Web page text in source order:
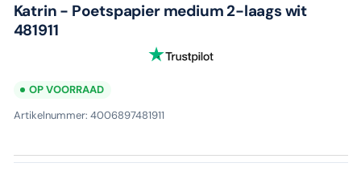
Katrin - Poetspapier medium 2-laags wit
481911
OP VOORRAAD
Artikelnummer: 4006897481911